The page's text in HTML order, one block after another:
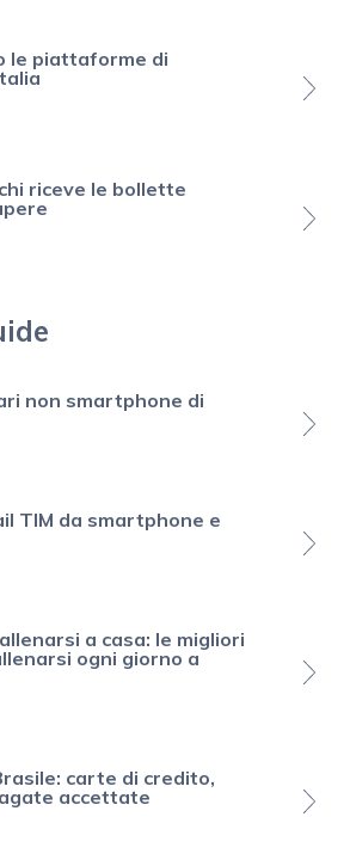
le piattaforme di
riceve le bollette
non smartphone di
TIM da smartphone e
a casa: le migliori
ogni giorno a
carte di credito,
accettate